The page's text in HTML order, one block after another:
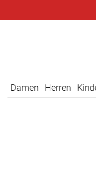
Damen Herren